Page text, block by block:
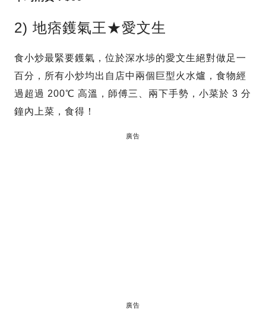
2) 地痞鑊氣王★愛文生
食小炒最緊要鑊氣，位於深水埗的愛文生絕對做足一
百分，所有小炒均出自店中兩個巨型火水爐，食物經
過超過 200℃ 高溫，師傅三、兩下手勢，小菜於 3 分
鐘內上菜，食得！
廣告
廣告